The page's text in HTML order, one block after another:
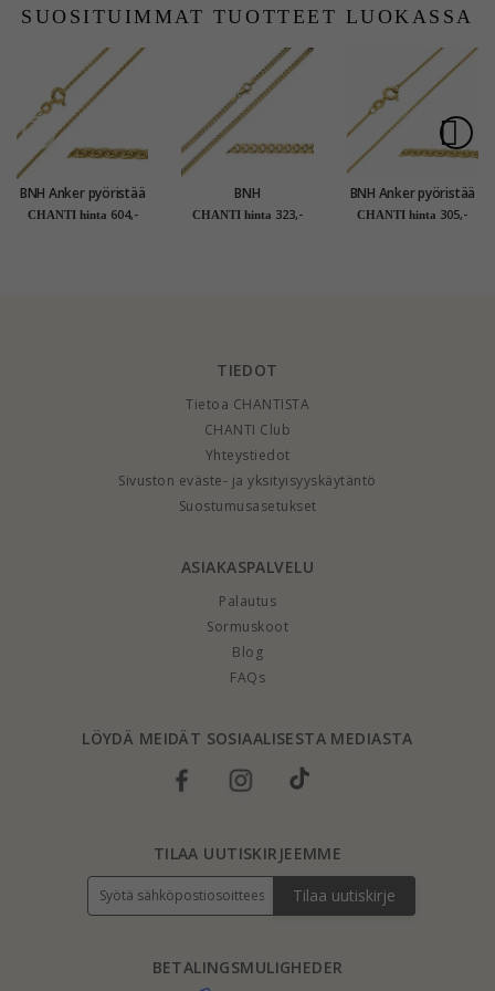
SUOSITUIMMAT TUOTTEET LUOKASSA
BNH Anker pyöristää
kaulaketju 14
CHANTI hinta 604,-
BNH
panssarikaulaketju
CHANTI hinta 323,-
BNH Anker pyöristää
kaulaketju 8 karaatin
CHANTI hinta 305,-
TIEDOT
Tietoa CHANTISTA
CHANTI Club
Yhteystiedot
Sivuston eväste- ja yksityisyyskäytäntö
Suostumusasetukset
ASIAKASPALVELU
Palautus
Sormuskoot
Blog
FAQs
LÖYDÄ MEIDÄT SOSIAALISESTA MEDIASTA
BETALINGSMULIGHEDER
TILAA UUTISKIRJEEMME
Tilaa uutiskirje